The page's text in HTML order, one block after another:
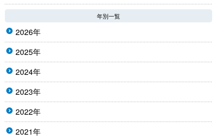
年別一覧
2026年
2025年
2024年
2023年
2022年
2021年